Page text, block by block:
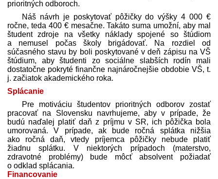
prioritných odboroch.
Náš návrh je poskytovať pôžičky do výšky 4 000 €
ročne, teda 400 € mesačne. Takáto suma umožní, aby mal
študent zdroje na všetky náklady spojené so štúdiom
a nemusel počas školy brigádovať. Na rozdiel od
súčasného stavu by boli poskytované v deň zápisu na VŠ
štúdium, aby študenti zo sociálne slabších rodín mali
dostatočne pokryté finančne najnáročnejšie obdobie VŠ, t.
j. začiatok akademického roka.
Splácanie
Pre motiváciu študentov prioritných odborov zostať
pracovať na Slovensku navrhujeme, aby v prípade, že
budú naďalej platiť daň z príjmu v SR, ich pôžička bola
umorovaná. V prípade, ak bude ročná splátka nižšia
ako ročná daň, vtedy príjemca pôžičky nebude platiť
žiadnu splátku. V niektorých prípadoch (materstvo,
zdravotné problémy) bude môcť absolvent požiadať
o odklad splácania.
Financovanie